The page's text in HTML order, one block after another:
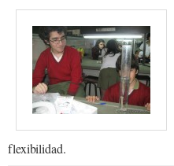
flexibilidad.